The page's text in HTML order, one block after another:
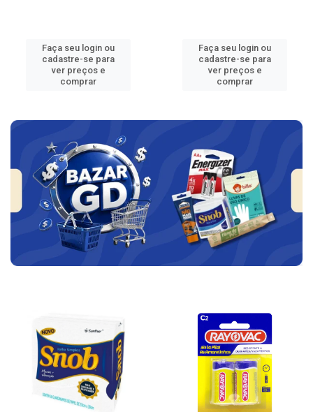
Faça seu login ou
cadastre-se para
ver preços e
comprar
Faça seu login ou
cadastre-se para
ver preços e
comprar